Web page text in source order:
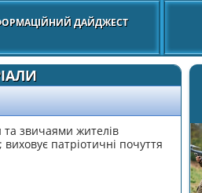
ДАЙДЖЕСТ
звичаями жителів
патріотичні почуття